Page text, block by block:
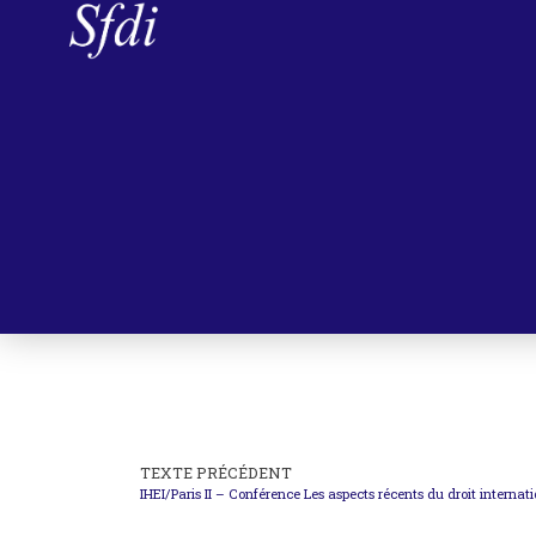
TEXTE PRÉCÉDENT
IHEI/Paris II – Conférence Les aspects récents du droit